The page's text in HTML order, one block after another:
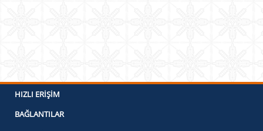
HIZLI ERIŞIM
BAĞLANTILAR